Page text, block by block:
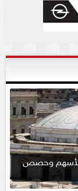
لأسهم وحصص